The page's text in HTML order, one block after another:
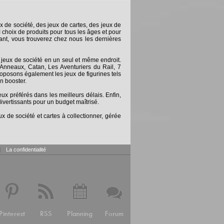
de société, des jeux de cartes, des jeux de
de produits pour tous les âges et pour
vous trouverez chez nous les dernières
de société en un seul et même endroit.
Catan, Les Aventuriers du Rail, 7
également les jeux de figurines tels
booster.
préférés dans les meilleurs délais. Enfin,
pour un budget maîtrisé.
de société et cartes à collectionner, gérée
| La confidentialité
Pinterest RSS Planning Forum